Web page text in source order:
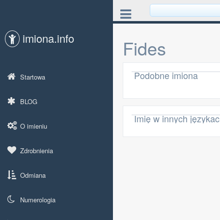
imiona.info
Startowa
BLOG
O imieniu
Zdrobnienia
Odmiana
Numerologia
Fides
Podobne imiona
Imię w innych